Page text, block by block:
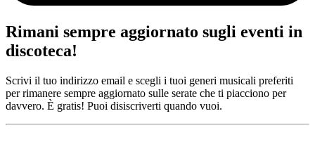
Rimani sempre aggiornato sugli eventi in
discoteca!
Scrivi il tuo indirizzo email e scegli i tuoi generi musicali preferiti
per rimanere sempre aggiornato sulle serate che ti piacciono per
davvero. È gratis! Puoi disiscriverti quando vuoi.